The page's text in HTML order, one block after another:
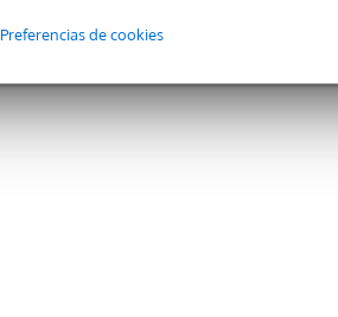
Preferencias de cookies